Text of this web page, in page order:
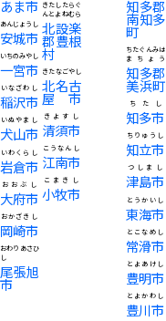
あま市
安城市
あんじょうし
一宮市
いちのみやし
稲沢市
いなざわし
犬山市
いぬやまし
岩倉市
いわくらし
大府市
おおぶし
岡崎市
おかざきし
尾張旭
市
おわりあさひ
し
北設楽
郡豊根
村
きたしたらぐ
んとよねむら
北名古
屋市
きたなごやし
清須市
きよすし
江南市
こうなんし
小牧市
こまきし
知多郡
南知多
町
知多郡
美浜町
ちたぐんみは
まちょう
知多市
ちたし
知立市
ちりゅうし
津島市
つしまし
東海市
とうかいし
常滑市
とこなめし
豊明市
とよあけし
豊川市
とよかわし